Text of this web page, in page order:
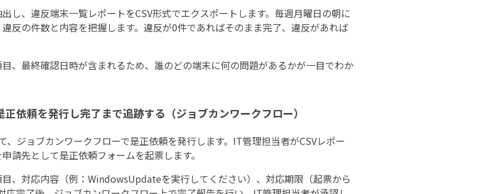
し、違反端末一覧レポートをCSV形式でエクスポートします。毎週月曜日の朝に
反の件数と内容を把握します。違反が0件であればそのまま完了、違反があれば
、最終確認日時が含まれるため、誰のどの端末に何の問題があるかが一目でわか
依頼を発行し完了まで追跡する（ジョブカンワークフロー）
、ジョブカンワークフローで是正依頼を発行します。IT管理担当者がCSVレポー
請先として是正依頼フォームを起票します。
、対応内容（例：WindowsUpdateを実行してください）、対応期限（起票から